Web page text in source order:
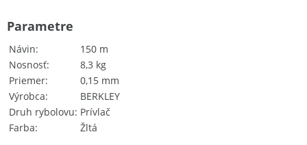
Návin
150 m
Nosnosť
8,3 kg
Priemer
0,15 mm
Výrobca
BERKLEY
Druh rybolovu Prívlač
Farba
Žltá
Parametre